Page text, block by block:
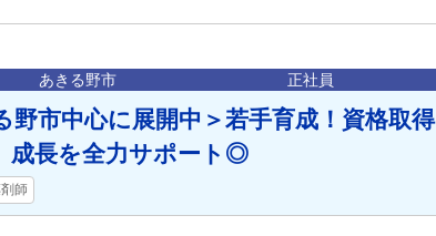
あきる野市 正社員
野市中心に展開中＞若手育成！資格取得
成長を全力サポート◎
師